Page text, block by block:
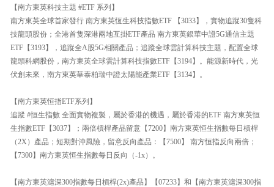
【南方東英科技主題 #ETF 系列】
南方東英全球首家發行 南方東英恆生科技指數ETF 【3033】，實物追蹤30隻科
技龍頭股份；全港首隻深港兩地互掛ETF產品 南方東英銀華中證5G通信主題
ETF【3193】，追蹤全A股5G相關產品；追蹤全球雲計算科技主題，配置全球
龍頭科網股份，南方東英全球雲計算科技指數ETF【3194】。能源新時代，光
伏創未來，南方東英華泰柏瑞中證太陽能產業ETF【3134】。
【南方東英恒指ETF系列】
追蹤 #恒生指數 全面實物複製，屬於香港的機遇，屬於香港的ETF 南方東英恒
生指數ETF【3037】；兩倍槓桿產品留意【7200】南方東英恒生指數每日槓桿
（2X）產品；短期對沖風險，留意反向產品：【7500】 南方恒指反向兩倍；
【7300】南方東英恒生指數每日反向（-1x）。
【南方東英滬深300指數每日槓桿(2x)產品】【07233】和【南方東英滬深300指